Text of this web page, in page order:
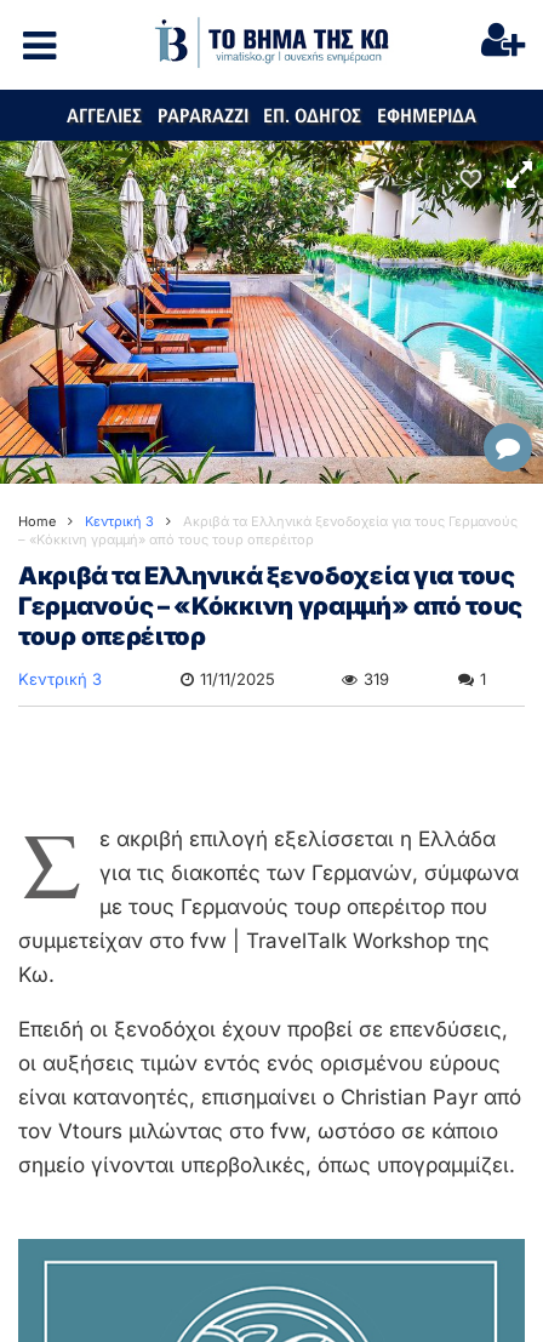
ΑΓΓΕΛΙΕΣ PAPARAZZI ΕΠ. ΟΔΗΓΟΣ ΕΦΗΜΕΡΙΔΑ
Home Κεντρική 3
Ακριβά τα Ελληνικά ξενοδοχεία για τους Γερμανούς
– «Κόκκινη γραμμή» από τους τουρ οπερέιτορ
Ακριβά τα Ελληνικά ξενοδοχεία για τους
Γερμανούς – «Κόκκινη γραμμή» από τους
τουρ οπερέιτορ
Κεντρική 3 11/11/2025 319 1
Σ
ε ακριβή επιλογή εξελίσσεται η Ελλάδα
για τις διακοπές των Γερμανών, σύμφωνα
με τους Γερμανούς τουρ οπερέιτορ που
συμμετείχαν στο fvw | TravelTalk Workshop της
Κω.
Επειδή οι ξενοδόχοι έχουν προβεί σε επενδύσεις,
οι αυξήσεις τιμών εντός ενός ορισμένου εύρους
είναι κατανοητές, επισημαίνει ο Christian Payr από
τον Vtours μιλώντας στο fvw, ωστόσο σε κάποιο
σημείο γίνονται υπερβολικές, όπως υπογραμμίζει.